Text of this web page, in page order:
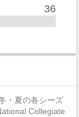
0
36
・夏の各シーズ
Collegiate